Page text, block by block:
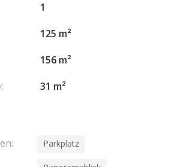
1
125 m²
156 m²
31 m²
Parkplatz